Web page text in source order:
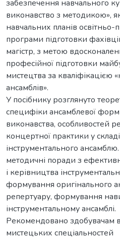
забезпечення навчального
виконавство з методикою»,
навчальних планів освітньо-
програми підготовки
магістр, з метою
професійної підготовки
мистецтва за кваліфікацією
ансамблів».
У посібнику розглянуто
специфіки ансамблевої
виконавства, особливостей
концертної практики у складі
інструментального
методичні поради з
і керівництва
формування оригінального
репертуару, формування
інструментальному ансамблі.
Рекомендовано здобувачам
мистецьких спеціальностей